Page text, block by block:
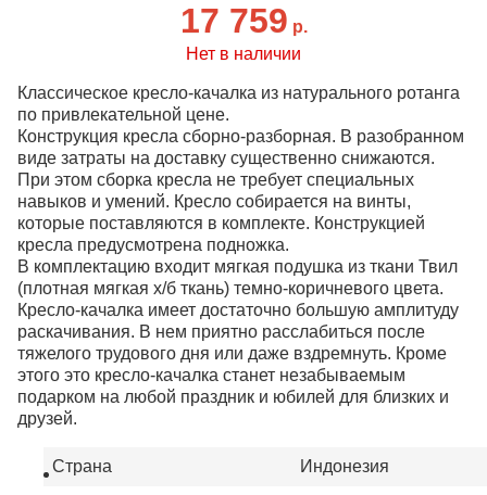
17 759 р.
Нет в наличии
Классическое кресло-качалка из натурального ротанга
по привлекательной цене.
Конструкция кресла сборно-разборная. В разобранном
виде затраты на доставку существенно снижаются.
При этом сборка кресла не требует специальных
навыков и умений. Кресло собирается на винты,
которые поставляются в комплекте. Конструкцией
кресла предусмотрена подножка.
В комплектацию входит мягкая подушка из ткани Твил
(плотная мягкая х/б ткань) темно-коричневого цвета.
Кресло-качалка имеет достаточно большую амплитуду
раскачивания. В нем приятно расслабиться после
тяжелого трудового дня или даже вздремнуть. Кроме
этого это кресло-качалка станет незабываемым
подарком на любой праздник и юбилей для близких и
друзей.
Страна Индонезия